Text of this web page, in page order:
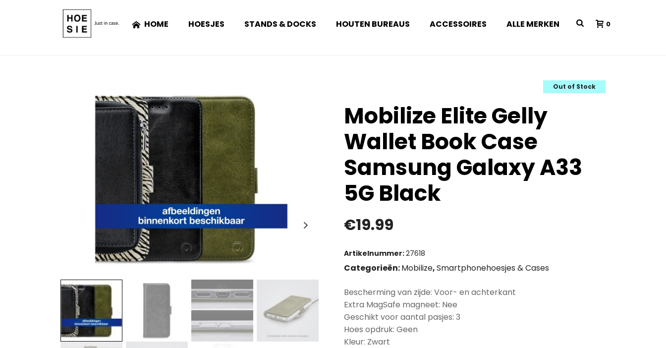
HOME HOESJES STANDS & DOCKS HOUTEN BUREAUS ACCESSOIRES ALLE MERKEN 0
Out of Stock
Mobilize Elite Gelly
Wallet Book Case
Samsung Galaxy A33
5G Black
€19.99
Artikelnummer:27618
Categorieën:Mobilize,Smartphonehoesjes & Cases
Bescherming van zijde: Voor- en achterkant
Extra MagSafe magneet: Nee
Geschikt voor aantal pasjes: 3
Hoes opdruk: Geen
Kleur: Zwart